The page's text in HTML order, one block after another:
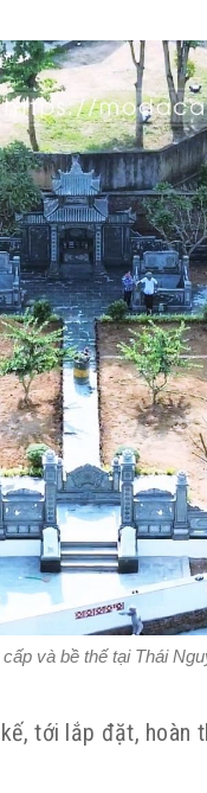
và bề thế tại Thái
tới lắp đặt, hoàn